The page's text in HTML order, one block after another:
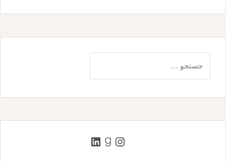
برای:
اینستاگرم
گودریدز
لینکداین